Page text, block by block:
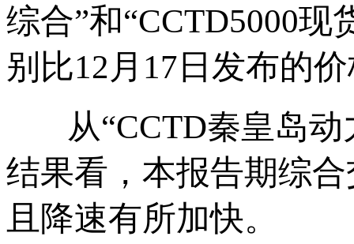
综合”和“CCTD5000现
别比12月17日发布的
从“CCTD秦皇岛动
结果看，本报告期综
且降速有所加快。